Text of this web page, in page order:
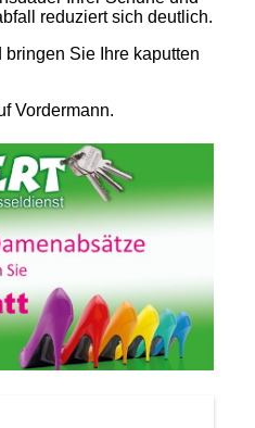
reduziert sich deutlich.
Sie Ihre kaputten
Vordermann.